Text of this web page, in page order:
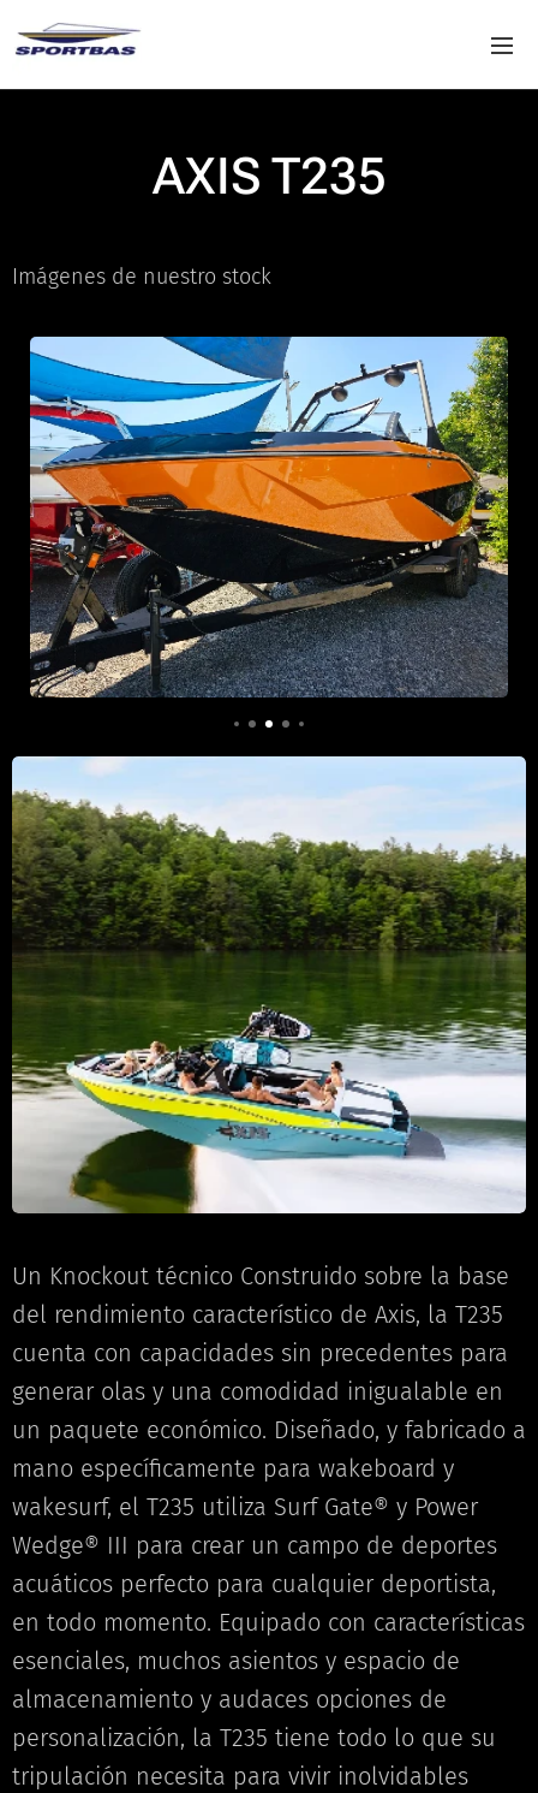
AXIS T235
Imágenes de nuestro stock
Un Knockout técnico Construido sobre la base
del rendimiento característico de Axis, la T235
cuenta con capacidades sin precedentes para
generar olas y una comodidad inigualable en
un paquete económico. Diseñado, y fabricado a
mano específicamente para wakeboard y
wakesurf, el T235 utiliza Surf Gate® y Power
Wedge® III para crear un campo de deportes
acuáticos perfecto para cualquier deportista,
en todo momento. Equipado con características
esenciales, muchos asientos y espacio de
almacenamiento y audaces opciones de
personalización, la T235 tiene todo lo que su
tripulación necesita para vivir inolvidables